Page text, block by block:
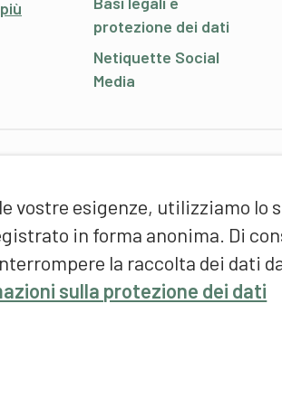
vostre esigenze, utilizziamo lo
in forma anonima. Di
la raccolta dei dati
sulla protezione dei dati
protezione dei dati
Netiquette Social
Media